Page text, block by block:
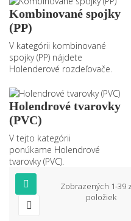
Kombinované spojky
(PP)
V kategórii kombinované
spojky (PP) nájdete
Holenderové rozdeľovače.
Holendrové tvarovky
(PVC)
V tejto kategórii
ponúkame Holendrové
tvarovky (PVC).
Zobrazených 1-39
položiek